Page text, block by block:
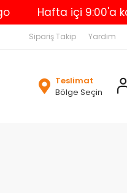
Hafta içi 9:00'a
Sipariş Takip Yardım
Teslimat
Bölge Seçin